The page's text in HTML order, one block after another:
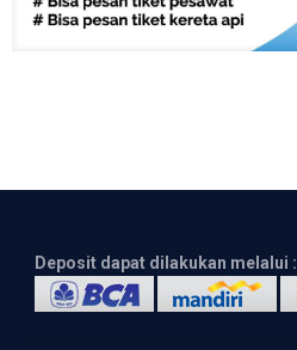
Deposit dapat dilakukan melalui :